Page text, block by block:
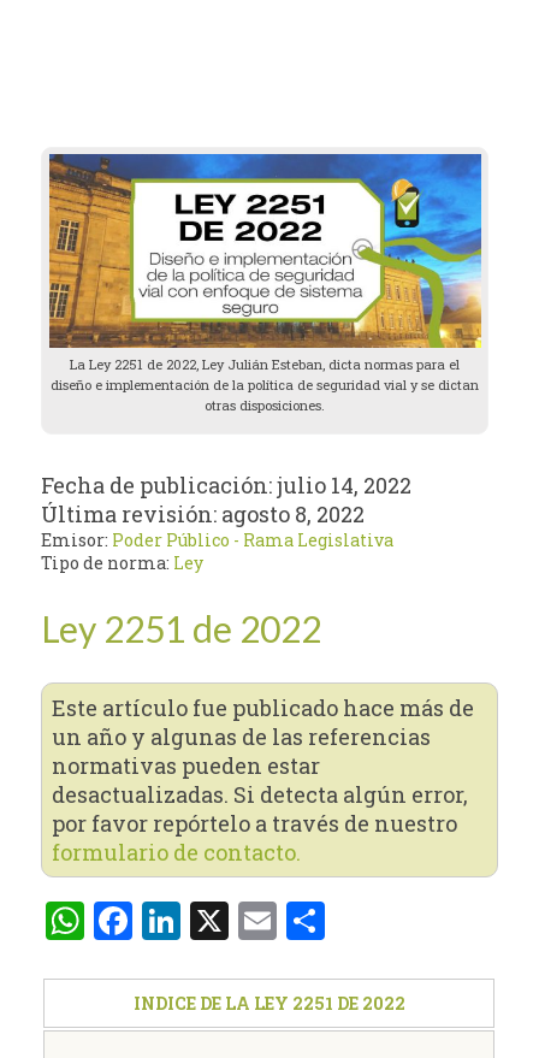
La Ley 2251 de 2022, Ley Julián Esteban, dicta normas para el
diseño e implementación de la política de seguridad vial y se dictan
otras disposiciones.
Fecha de publicación:julio 14, 2022
Última revisión: agosto 8, 2022
Emisor: Poder Público - Rama Legislativa
Tipo de norma: Ley
Ley 2251 de 2022
Este artículo fue publicado hace más de
un año y algunas de las referencias
normativas pueden estar
desactualizadas. Si detecta algún error,
por favor repórtelo a través de nuestro
formulario de contacto.
WhatsApp
Facebook
LinkedIn
X Email
INDICE DE LA LEY 2251 DE 2022